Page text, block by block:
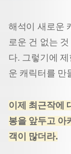
해석이 새로운
로운 건 없는
다. 그렇기에
운 캐릭터를 만
이제 최근작에
봉을 앞두고 아
객이 많더라.